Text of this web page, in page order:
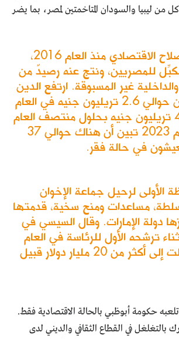
من ليبيا والسودان المتاخمتين لمصر، بما يضر
أصبح برنامج الإصلاح الاقتصادي منذ العام 2016،
للمصريين، ونتج عنه رصيدٌ من
غير المسبوقة. ارتفع الدين
الداخلي لمصر من حوالي 2.6 تريليون جنيه في العام
2016، ليبلغ 4.7 تريليون جنيه بحلول منتصف العام
2020. وفي العام 2023 تبين أن هناك حوالي 37
في حالة فقر.
الأولى لرحيل جماعة الإخوان
مساعدات ومنح سخية، قدمتها
دولة الإمارات. وقال السيسي في
ترشحه الأول للرئاسة في العام
2014، إنها وصلت إلى أكثر من 20 مليار دولار قبيل
حكومة أبوظبي بالحالة الاقتصادية فقط.
بالتغلغل في القطاع الثقافي والديني لدى